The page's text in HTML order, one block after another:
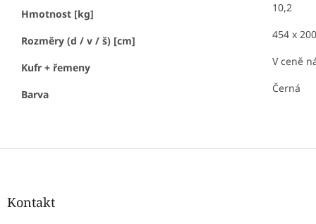
Hmotnost [kg] 10,2
Rozměry (d / v / š) [cm] 454 x
Kufr + řemeny V ceně
Barva Černá
Z
Kontakt